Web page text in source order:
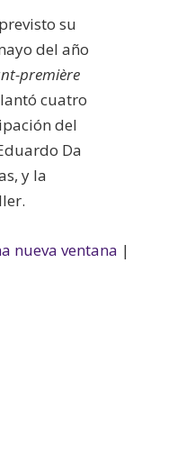
su
del año
première
cuatro
del
Da
y la
nueva ventana |